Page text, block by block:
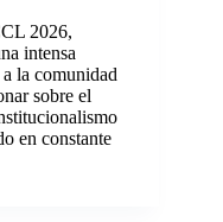
2026,
intensa
la comunidad
sobre el
en constante